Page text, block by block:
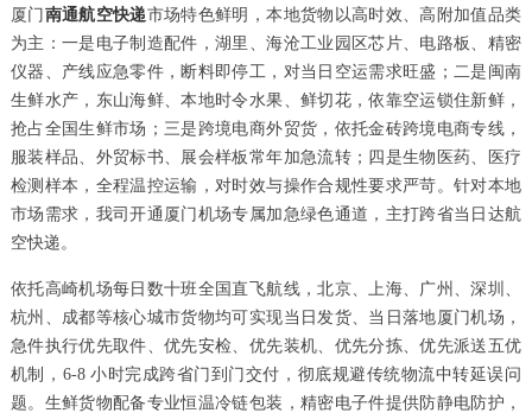
厦门 南通航空快递市场特色鲜明，本地货物以高时效、高附加值品类
为主：一是电子制造配件，湖里、海沧工业园区芯片、电路板、精密
仪器、产线应急零件，断料即停工，对当日空运需求旺盛；二是闽南
生鲜水产，东山海鲜、本地时令水果、鲜切花，依靠空运锁住新鲜，
抢占全国生鲜市场；三是跨境电商外贸货，依托金砖跨境电商专线，
服装样品、外贸标书、展会样板常年加急流转；四是生物医药、医疗
检测样本，全程温控运输，对时效与操作合规性要求严苛。针对本地
市场需求，我司开通厦门机场专属加急绿色通道，主打跨省当日达航
空快递。
依托高崎机场每日数十班全国直飞航线，北京、上海、广州、深圳、
杭州、成都等核心城市货物均可实现当日发货、当日落地厦门机场，
急件执行优先取件、优先安检、优先装机、优先分拣、优先派送五优
机制，6-8 小时完成跨省门到门交付，彻底规避传统物流中转延误问
题。生鲜货物配备专业恒温冷链包装，精密电子件提供防静电防护，